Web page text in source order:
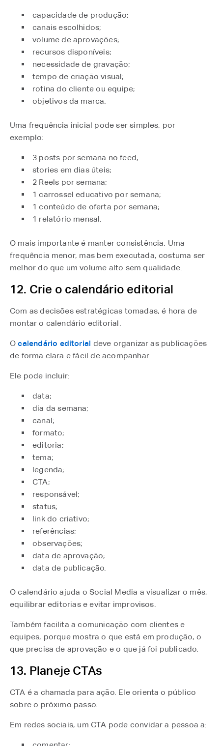
capacidade de produção;
canais escolhidos;
volume de aprovações;
recursos disponíveis;
necessidade de gravação;
tempo de criação visual;
rotina do cliente ou equipe;
objetivos da marca.
Uma frequência inicial pode ser simples, por
exemplo:
3 posts por semana no feed;
stories em dias úteis;
2 Reels por semana;
1 carrossel educativo por semana;
1 conteúdo de oferta por semana;
1 relatório mensal.
O mais importante é manter consistência. Uma
frequência menor, mas bem executada, costuma ser
melhor do que um volume alto sem qualidade.
12. Crie o calendário editorial
Com as decisões estratégicas tomadas, é hora de
montar o calendário editorial.
Ocalendário editorial ⁠ deve organizar as publicações
de forma clara e fácil de acompanhar.
Ele pode incluir:
data;
dia da semana;
canal;
formato;
editoria;
tema;
legenda;
CTA;
responsável;
status;
link do criativo;
referências;
observações;
data de aprovação;
data de publicação.
O calendário ajuda o Social Media a visualizar o mês,
equilibrar editorias e evitar improvisos.
Também facilita a comunicação com clientes e
equipes, porque mostra o que está em produção, o
que precisa de aprovação e o que já foi publicado.
13. Planeje CTAs
CTA é a chamada para ação. Ele orienta o público
sobre o próximo passo.
Em redes sociais, um CTA pode convidar a pessoa a: